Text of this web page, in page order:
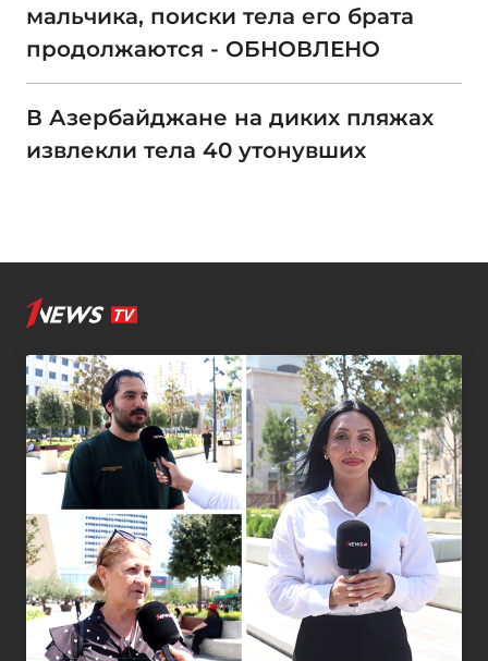
мальчика, поиски тела его брата
продолжаются - ОБНОВЛЕНО
В Азербайджане на диких пляжах
извлекли тела 40 утонувших